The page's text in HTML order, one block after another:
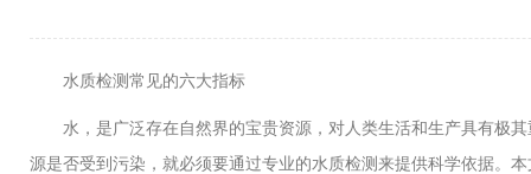
水质检测常见的六大指标
水，是广泛存在自然界的宝贵资源，对人类生活和生产具有极
源是否受到污染，就必须要通过专业的水质检测来提供科学依据。